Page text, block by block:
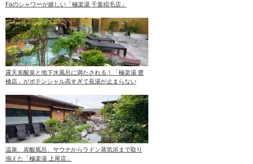
Faのシャワーが嬉しい「極楽湯 千葉稲毛店」
露天炭酸泉と地下水風呂に満たされる！「極楽湯 豊
橋店」がポテンシャル高すぎて長湯が止まらない
温泉、炭酸風呂、サウナからラドン蒸気浴まで取り
揃えた「極楽湯 上尾店」